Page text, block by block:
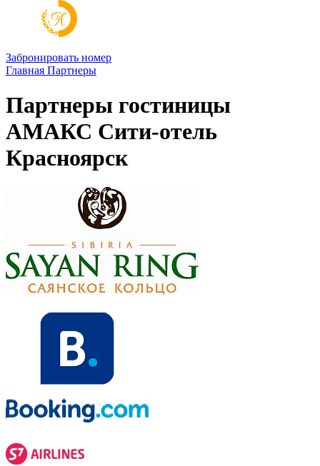
Забронировать номер
Главная Партнеры
Партнеры гостиницы
АМАКС Сити-отель
Красноярск